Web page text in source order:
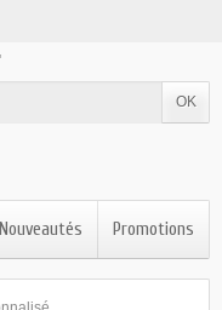
OK
Promotions
Nouveautés